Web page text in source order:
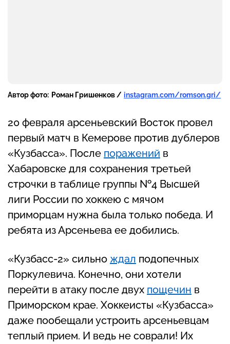
Автор фото: Роман Гришенков / instagram.com/romson.gri/
20 февраля арсеньевский Восток провел
первый матч в Кемерове против дублеров
«Кузбасса». После поражений в
Хабаровске для сохранения третьей
строчки в таблице группы №4 Высшей
лиги России по хоккею с мячом
приморцам нужна была только победа. И
ребята из Арсеньева ее добились.
«Кузбасс-2» сильно ждал подопечных
Поркулевича. Конечно, они хотели
перейти в атаку после двух пощечин в
Приморском крае. Хоккеисты «Кузбасса»
даже пообещали устроить арсеньевцам
теплый прием. И ведь не соврали! Их